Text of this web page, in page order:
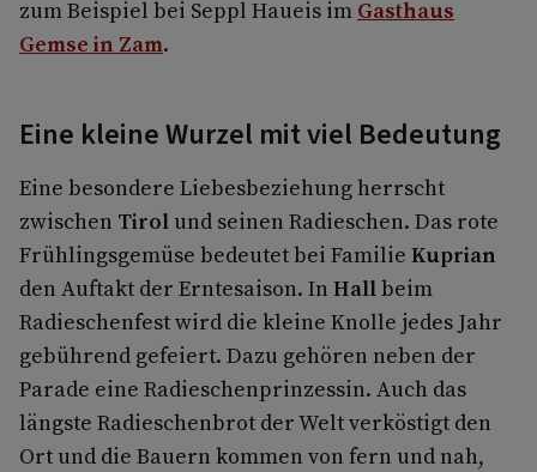
zum Beispiel bei Seppl Haueis im Gasthaus
Gemse in Zam.
Eine kleine Wurzel mit viel Bedeutung
Eine besondere Liebesbeziehung herrscht
zwischen Tirol und seinen Radieschen. Das rote
Frühlingsgemüse bedeutet bei Familie Kuprian
den Auftakt der Erntesaison. In Hallbeim
Radieschenfest wird die kleine Knolle jedes Jahr
gebührend gefeiert. Dazu gehören neben der
Parade eine Radieschenprinzessin. Auch das
längste Radieschenbrot der Welt verköstigt den
Ort und die Bauern kommen von fern und nah,